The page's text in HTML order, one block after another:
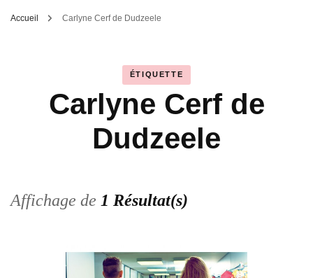
Accueil Carlyne Cerf de Dudzeele
ÉTIQUETTE
Carlyne Cerf de
Dudzeele
Affichage de 1 Résultat(s)